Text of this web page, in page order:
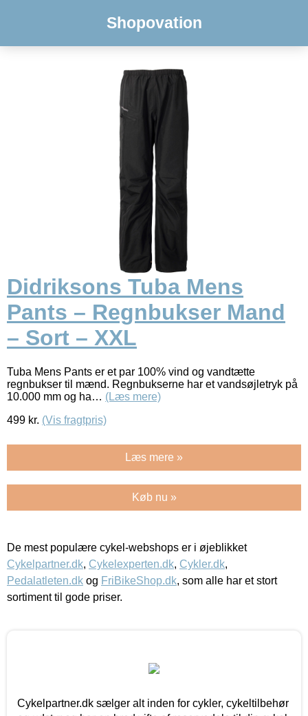
Shopovation
Didriksons Tuba Mens
Pants – Regnbukser Mand
– Sort – XXL
Tuba Mens Pants er et par 100% vind og vandtætte
regnbukser til mænd. Regnbukserne har et vandsøjletryk på
10.000 mm og ha… (Læs mere)
499 kr. (Vis fragtpris)
Læs mere »
Køb nu »
De mest populære cykel-webshops er i øjeblikket
Cykelpartner.dk, Cykelexperten.dk, Cykler.dk,
Pedalatleten.dk og FriBikeShop.dk, som alle har et stort
sortiment til gode priser.
Cykelpartner.dk sælger alt inden for cykler, cykeltilbehør